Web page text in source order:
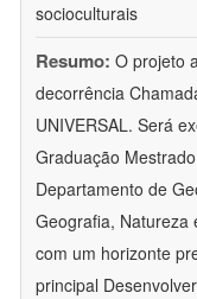
socioculturais
Resumo: O projeto
decorrência
UNIVERSAL. Será
Graduação
Departamento de
Geografia, Natureza
com um horizonte
principal